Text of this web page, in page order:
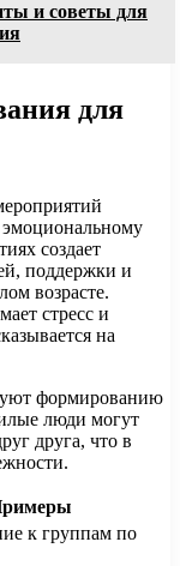
и советы для
для
эмоциональному
создает
поддержки и
возрасте.
стресс и
на
формированию
люди могут
друга, что в
к группам по